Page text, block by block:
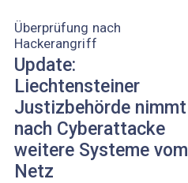
Überprüfung nach
Hackerangriff
Update:
Liechtensteiner
Justizbehörde nimmt
nach Cyberattacke
weitere Systeme vom
Netz